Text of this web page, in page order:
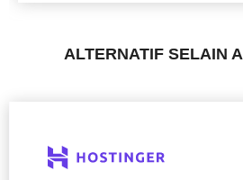
ALTERNATIF SELAIN